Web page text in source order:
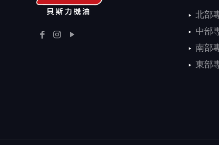
北部
中部
南部
東部